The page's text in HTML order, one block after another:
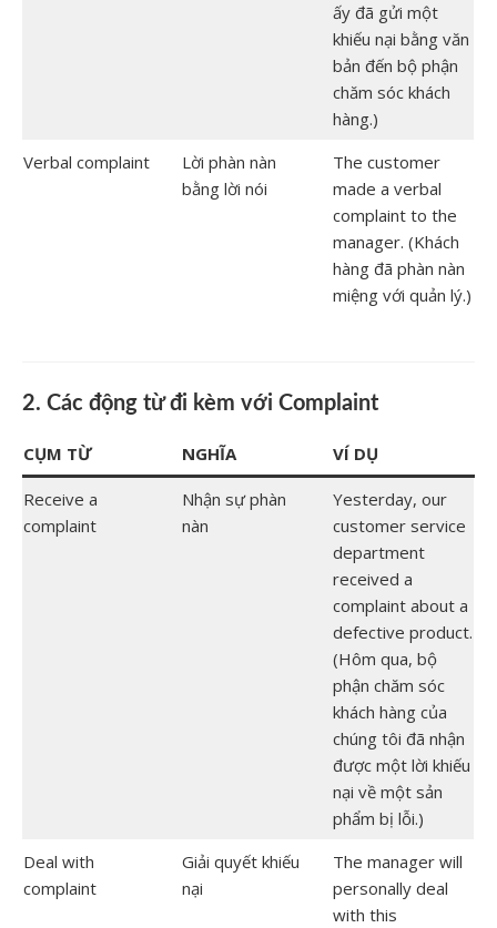
ấy đã gửi một
khiếu nại bằng văn
bản đến bộ phận
chăm sóc khách
hàng.)
Verbal complaint
Lời phàn nàn
bằng lời nói
The customer
made a verbal
complaint to the
manager. (Khách
hàng đã phàn nàn
miệng với quản lý.)
2. Các động từ đi kèm với Complaint
CỤM TỪ NGHĨA VÍ DỤ
Receive a
complaint
Nhận sự phàn
nàn
Yesterday, our
customer service
department
received a
complaint about a
defective product.
(Hôm qua, bộ
phận chăm sóc
khách hàng của
chúng tôi đã nhận
được một lời khiếu
nại về một sản
phẩm bị lỗi.)
Deal with
complaint
Giải quyết khiếu
nại
The manager will
personally deal
with this